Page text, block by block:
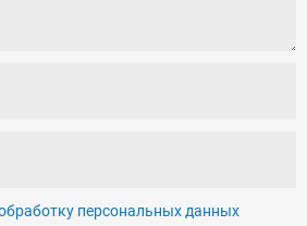
персональных данных